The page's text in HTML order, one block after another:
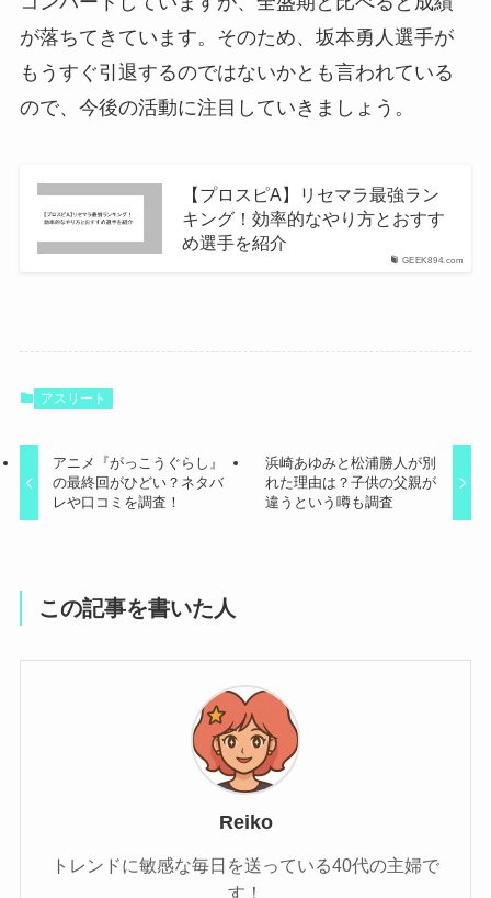
が落ちてきています。そのため、坂本勇人選手が
もうすぐ引退するのではないかとも言われている
ので、今後の活動に注目していきましょう。
GEEK894.com
【プロスピA】リセマラ最強ラン
キング！効率的なやり方とおすす
め選手を紹介
アスリート
アニメ『がっこうぐらし』
の最終回がひどい？ネタバ
レや口コミを調査！
浜崎あゆみと松浦勝人が別
れた理由は？子供の父親が
違うという噂も調査
この記事を書いた人
Reiko
トレンドに敏感な毎日を送っている40代の主婦で
す！